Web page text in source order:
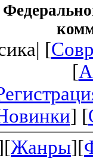
[
[
] [
Жанры][